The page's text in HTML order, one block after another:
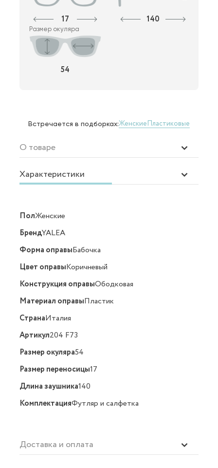
17 140
Размер окуляра
54
Встречается в подборках:ЖенскиеПластиковые
О товаре
Характеристики
ПолЖенские
БрендYALEA
Форма оправыБабочка
Цвет оправыКоричневый
Конструкция оправыОбодковая
Материал оправыПластик
СтранаИталия
Артикул204 F73
Размер окуляра54
Размер переносицы17
Длина заушника140
КомплектацияФутляр и салфетка
Доставка и оплата